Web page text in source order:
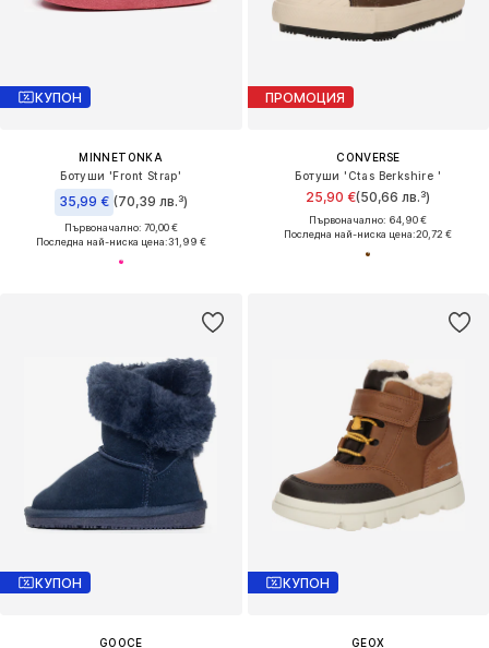
КУПОН
MINNETONKA
Ботуши 'Front Strap'
35,99 € (70,39 лв.³)
Първоначално: 70,00 €
Последна най-ниска цена:31,99 €
ПРОМОЦИЯ
CONVERSE
Ботуши 'Ctas Berkshire '
25,90 €(50,66 лв.³)
Първоначално: 64,90 €
Последна най-ниска цена:20,72 €
КУПОН
GOOCE
КУПОН
GEOX